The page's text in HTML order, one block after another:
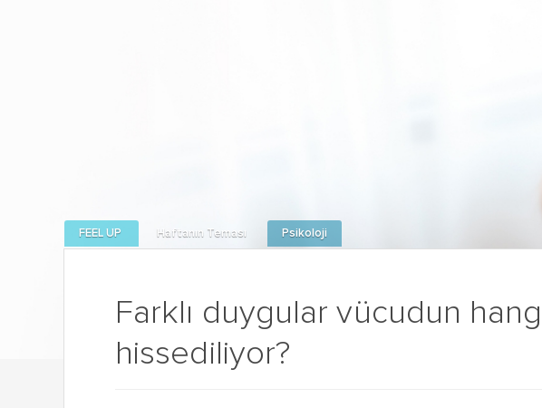
Farklı duygular vücudun
hissediliyor?
FEEL UP Haftanın Teması Psikoloji